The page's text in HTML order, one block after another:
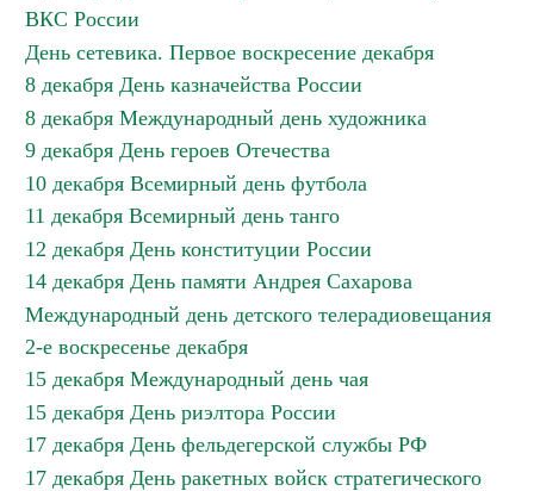
ВКС России
День сетевика. Первое воскресение декабря
8 декабря День казначейства России
8 декабря Международный день художника
9 декабря День героев Отечества
10 декабря Всемирный день футбола
11 декабря Всемирный день танго
12 декабря День конституции России
14 декабря День памяти Андрея Сахарова
Международный день детского телерадиовещания
2-е воскресенье декабря
15 декабря Международный день чая
15 декабря День риэлтора России
17 декабря День фельдегерской службы РФ
17 декабря День ракетных войск стратегического